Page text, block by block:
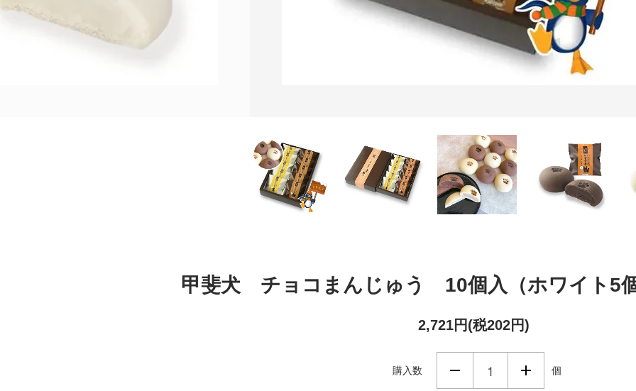
甲斐犬 チョコまんじゅう 10個入（ホワイト5
2,721円(税202円)
購入数 個